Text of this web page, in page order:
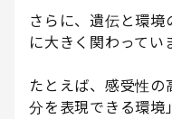
さらに、遺伝と環
に大きく関わってい
たとえば、感受性の
分を表現できる環境